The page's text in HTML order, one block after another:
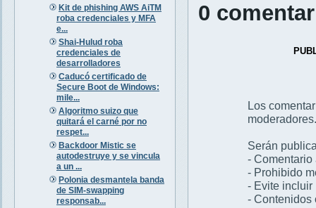
Kit de phishing AWS AiTM
roba credenciales y MFA
e...
Shai-Hulud roba
credenciales de
desarrolladores
Caducó certificado de
Secure Boot de Windows:
mile...
Algoritmo suizo que
quitará el carné por no
respet...
Backdoor Mistic se
autodestruye y se vincula
a un ...
Polonia desmantela banda
de SIM-swapping
responsab...
0
Los
moderadores.
Serán
- Comentario
- Prohibido
- Evite incluir
- Contenidos